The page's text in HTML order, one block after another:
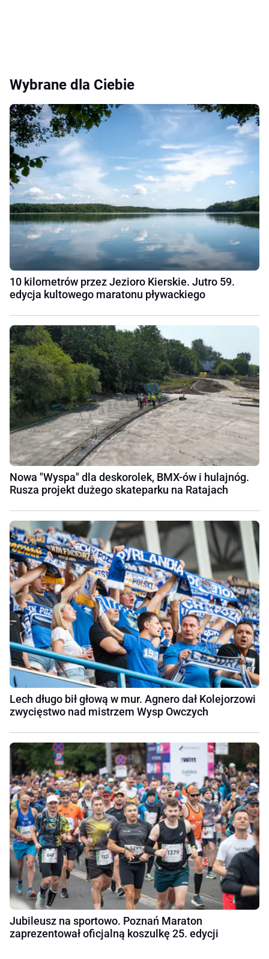
Wybrane dla Ciebie
10 kilometrów przez Jezioro Kierskie. Jutro 59.
edycja kultowego maratonu pływackiego
Nowa "Wyspa" dla deskorolek, BMX-ów i hulajnóg.
Rusza projekt dużego skateparku na Ratajach
Lech długo bił głową w mur. Agnero dał Kolejorzowi
zwycięstwo nad mistrzem Wysp Owczych
Jubileusz na sportowo. Poznań Maraton
zaprezentował oficjalną koszulkę 25. edycji